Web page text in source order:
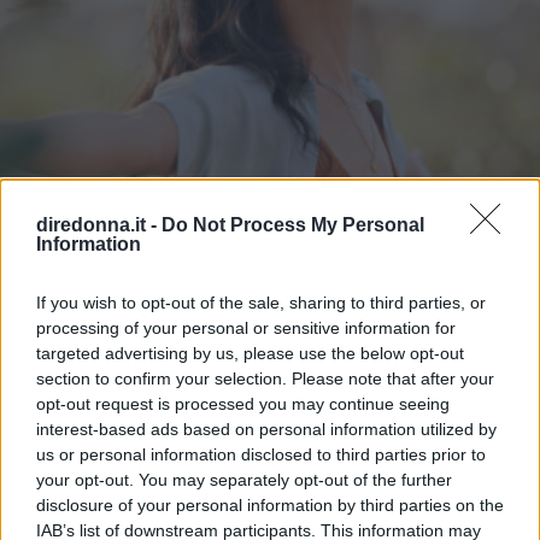
diredonna.it - Do Not Process My Personal
Information
If you wish to opt-out of the sale, sharing to third parties, or
processing of your personal or sensitive information for
targeted advertising by us, please use the below opt-out
section to confirm your selection. Please note that after your
opt-out request is processed you may continue seeing
interest-based ads based on personal information utilized by
us or personal information disclosed to third parties prior to
your opt-out. You may separately opt-out of the further
disclosure of your personal information by third parties on the
IAB’s list of downstream participants. This information may
ATTUALITÀ
Frasi sulla libertà: le più belle da
condividere e su cui riflettere
Alcune frasi sulla libertà pronunciate o scritte da artisti o
personaggi famosi: così il concetto è stato esplorato in